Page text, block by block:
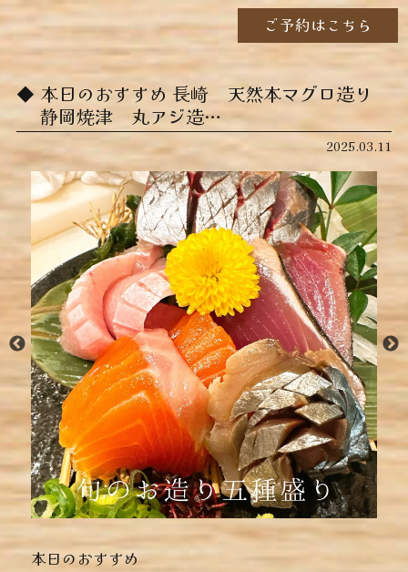
ご予約はこちら
本日のおすすめ ︎長崎 天然本マグロ造り ︎
静岡焼津 丸アジ造…
2025.03.11
本日のおすすめ